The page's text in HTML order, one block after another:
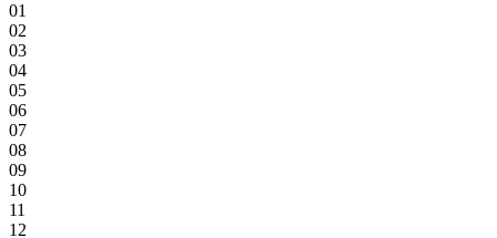
01
02
03
04
05
06
07
08
09
10
11
12